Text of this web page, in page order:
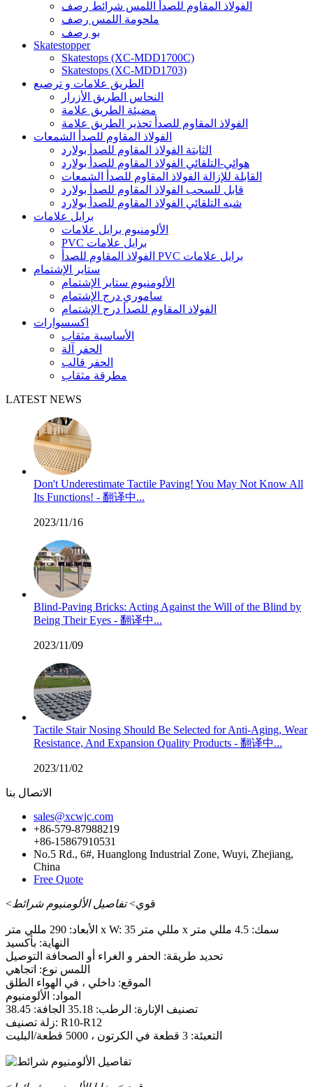
الفولاذ المقاوم للصدأ اللمس شرائط رصف
ملحومة اللمس رصف
بو رصف
Skatestopper
Skatestops (XC-MDD1700C)
Skatestops (XC-MDD1703)
الطريق علامات و ترصيع
النحاس الطريق الأزرار
مضيئة الطريق علامة
الفولاذ المقاوم للصدأ تحذير الطريق علامة
الفولاذ المقاوم للصدأ الشمعات
الثابتة الفولاذ المقاوم للصدأ بولارد
هوائي-التلقائي الفولاذ المقاوم للصدأ بولارد
القابلة للإزالة الفولاذ المقاوم للصدأ الشمعات
قابل للسحب الفولاذ المقاوم للصدأ بولارد
شبه التلقائي الفولاذ المقاوم للصدأ بولارد
برايل علامات
الألومنيوم برايل علامات
PVC برايل علامات
الفولاذ المقاوم للصدأ PVC برايل علامات
ستاير الإشتمام
الألومنيوم ستاير الإشتمام
ساموري درج الإشتمام
الفولاذ المقاوم للصدأ درج الإشتمام
اكسسوارات
الأساسية مثقاب
الحفر آلة
الحفر قالب
مطرقة مثقاب
LATEST NEWS
Don't Underestimate Tactile Paving! You May Not Know All
Its Functions! - 翻译中...
2023/11/16
Blind-Paving Bricks: Acting Against the Will of the Blind by
Being Their Eyes - 翻译中...
2023/11/09
Tactile Stair Nosing Should Be Selected for Anti-Aging, Wear
Resistance, And Expansion Quality Products - 翻译中...
2023/11/02
الاتصال بنا
sales@xcwjc.com
+86-579-87988219
+86-15867910531
No.5 Rd., 6#, Huanglong Industrial Zone, Wuyi, Zhejiang,
China
Free Quote
<قوي>تفاصيل الألومنيوم شرائط
الأبعاد: 290 مللي متر x W: 35 مللي متر x سمك: 4.5 مللي متر
النهاية: بأكسيد
تحديد طريقة: الحفر و الغراء أو الصحافة التوصيل
اللمس نوع: اتجاهي
الموقع: داخلي ، في الهواء الطلق
المواد: الألومنيوم
تصنيف الإنارة: الرطب: 35.18 الجافة: 38.45
زلة تصنيف: R10-R12
التعبئة: 3 قطعة في الكرتون ، 5000 قطعة/البليت